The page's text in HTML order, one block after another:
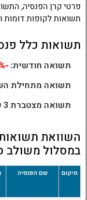
פרטי קרן הפנסיה,
תשואות לקופות דומות
תשואות כלל
תשואה חודשית: -4%
תשואה מתחילת
תשואה מצטברת 3 שנים:
השוואת
במסלול משולב
מיקום שם הפנסיה